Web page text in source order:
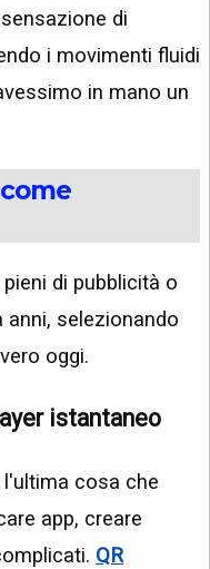
di
i movimenti fluidi
in mano un
di pubblicità o
anni, selezionando
oggi.
istantaneo
cosa che
app, creare
QR